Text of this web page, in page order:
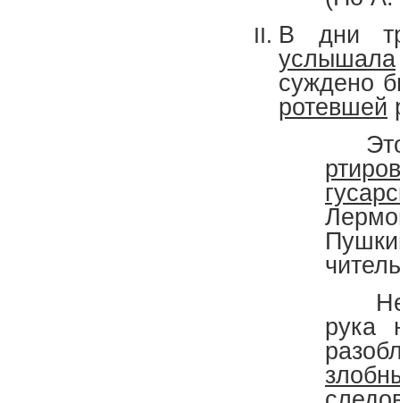
В дни
услышала
суждено
ротевшей
Это
Не
рука